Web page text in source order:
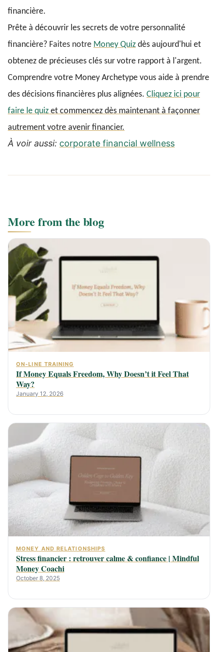
financière.
Prête à découvrir les secrets de votre personnalité
financière? Faites notre Money Quiz dès aujourd'hui et
obtenez de précieuses clés sur votre rapport à l'argent.
Comprendre votre Money Archetype vous aide à prendre
des décisions financières plus alignées. Cliquez ici pour
faire le quiz et commencez dès maintenant à façonner
autrement votre avenir financier.
À voir aussi: corporate financial wellness
More from the blog
ON-LINE TRAINING
If Money Equals Freedom, Why Doesn’t it Feel That
Way?
January 12, 2026
MONEY AND RELATIONSHIPS
Stress financier : retrouver calme & confiance | Mindful
Money Coachi
October 8, 2025